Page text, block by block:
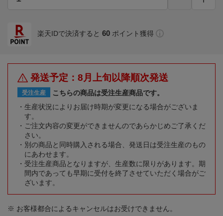
楽天IDで決済すると 60 ポイント獲得
発送予定：8月上旬以降順次発送
受注生産
こちらの商品は受注生産商品です。
生産状況によりお届け時期が変更になる場合がございま
す。
ご注文内容の変更ができませんのであらかじめご了承くだ
さい。
別の商品と同時購入される場合、発送日は受注生産のもの
にあわせます。
受注生産商品となりますが、生産数に限りがあります。期
間内であっても早期に受付を終了させていただく場合がご
ざいます。
※ お客様都合によるキャンセルはお受けできません。